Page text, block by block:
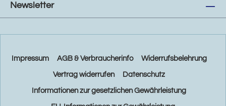
Newsletter
Impressum AGB & Verbraucherinfo Widerrufsbelehrung
Vertrag widerrufen Datenschutz
Informationen zur gesetzlichen Gewährleistung